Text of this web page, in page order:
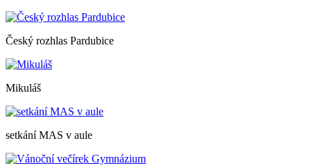
Český rozhlas Pardubice
Mikuláš
setkání MAS v aule